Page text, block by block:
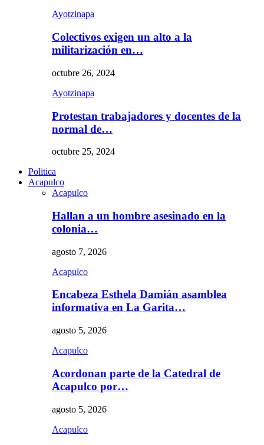
Ayotzinapa
Colectivos exigen un alto a la
militarización en…
octubre 26, 2024
Ayotzinapa
Protestan trabajadores y docentes de la
normal de…
octubre 25, 2024
Politica
Acapulco
Acapulco
Hallan a un hombre asesinado en la
colonia…
agosto 7, 2026
Acapulco
Encabeza Esthela Damián asamblea
informativa en La Garita…
agosto 5, 2026
Acapulco
Acordonan parte de la Catedral de
Acapulco por…
agosto 5, 2026
Acapulco